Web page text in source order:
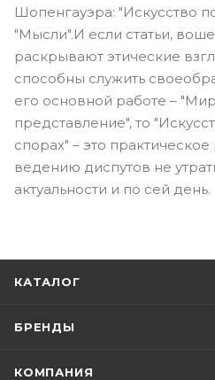
Шопенгауэра: "Искусство
"Мысли".И если статьи,
раскрывают этические
способны служить
его основной работе –
представление", то
спорах" – это
ведению диспутов не
актуальности и по сей день.
КАТАЛОГ
БРЕНДЫ
КОМПАНИЯ